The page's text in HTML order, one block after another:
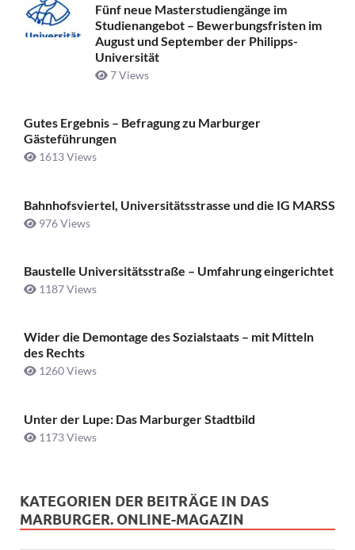
Fünf neue Masterstudiengänge im
Studienangebot – Bewerbungsfristen im
August und September der Philipps-
Universität
7 Views
Gutes Ergebnis – Befragung zu Marburger
Gästeführungen
1613 Views
Bahnhofsviertel, Universitätsstrasse und die IG MARSS
976 Views
Baustelle Universitätsstraße ­– Umfahrung eingerichtet
1187 Views
Wider die Demontage des Sozialstaats – mit Mitteln
des Rechts
1260 Views
Unter der Lupe: Das Marburger Stadtbild
1173 Views
KATEGORIEN DER BEITRÄGE IN DAS
MARBURGER. ONLINE-MAGAZIN